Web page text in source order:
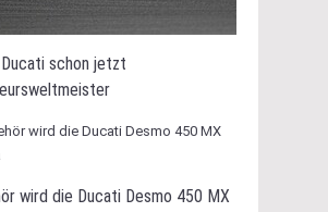
schon jetzt
wird die Ducati Desmo 450 MX